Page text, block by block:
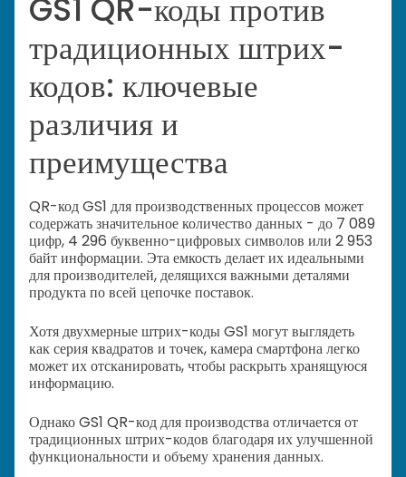
GS1 QR-коды против
традиционных штрих-
кодов: ключевые
различия и
преимущества
QR-код GS1 для производственных процессов может
содержать значительное количество данных - до 7 089
цифр, 4 296 буквенно-цифровых символов или 2 953
байт информации. Эта емкость делает их идеальными
для производителей, делящихся важными деталями
продукта по всей цепочке поставок.
Хотя двухмерные штрих-коды GS1 могут выглядеть
как серия квадратов и точек, камера смартфона легко
может их отсканировать, чтобы раскрыть хранящуюся
информацию.
Однако GS1 QR-код для производства отличается от
традиционных штрих-кодов благодаря их улучшенной
функциональности и объему хранения данных.